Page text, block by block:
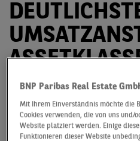
VERGLEICH
DEN
BNP Paribas Real Estate
Mit Ihrem Einverständnis möchte die
Cookies verwenden, die von uns und/
Website platziert werden. Einige
Funktionieren dieser Website